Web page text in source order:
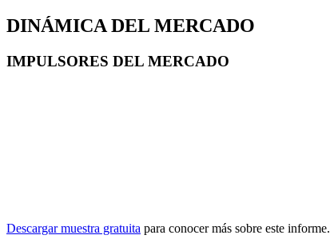
DINÁMICA DEL MERCADO
IMPULSORES DEL MERCADO
Descargar muestra gratuita para conocer más sobre este informe.